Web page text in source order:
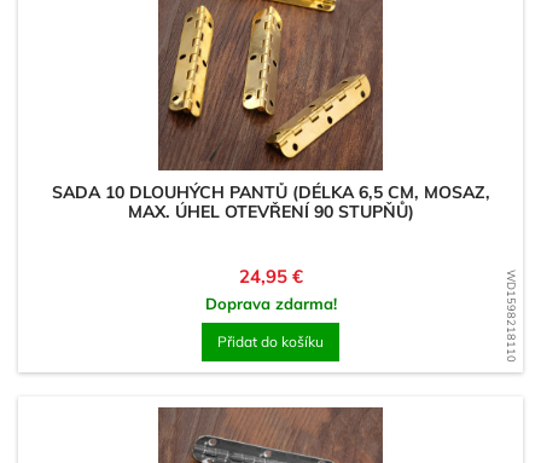
WD1598218110
SADA 10 DLOUHÝCH PANTŮ (DÉLKA 6,5 CM, MOSAZ,
MAX. ÚHEL OTEVŘENÍ 90 STUPŇŮ)
Cena
24,95 €
Doprava zdarma!
Přidat do košíku